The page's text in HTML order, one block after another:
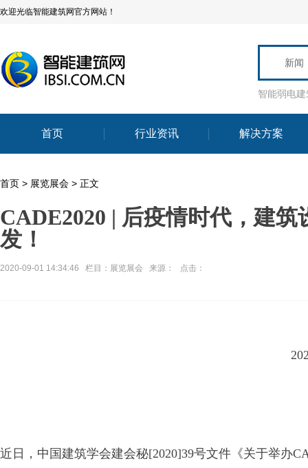
欢迎光临智能建筑网官方网站！
新闻
智能弱电建
首页 行业资讯 解决方案
首页 > 展览展会 > 正文
CADE2020 | 后疫情时代，建
发！
2020-09-01 14:34:46 栏目： 展览展会 来源： 点击：
近日，中国建筑学会建会秘[2020]39号文件《关于举办